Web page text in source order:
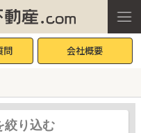
問 会社概要
絞り込む